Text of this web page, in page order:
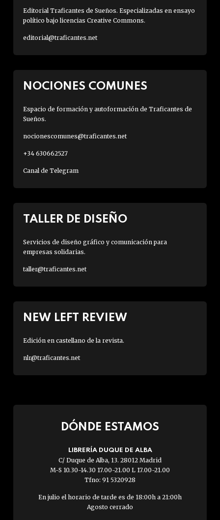
Editorial Traficantes de Sueños. Especializadas en ensayo
político bajo licencias Creative Commons.
editorial@traficantes.net
NOCIONES COMUNES
Espacio de formación y autoformación de Traficantes de
Sueños.
nocionescomunes@traficantes.net
+34 630662527
Canal de Telegram
TALLER DE DISEÑO
Servicios de diseño gráfico y comunicación para
empresas solidarias.
taller@traficantes.net
NEW LEFT REVIEW
Edición en castellano de la revista.
nlr@traficantes.net
DÓNDE ESTAMOS
LIBRERÍA DUQUE DE ALBA
C/ Duque de Alba, 13. 28012 Madrid
M-S 10.30-14.30 17.00-21.00 L 17.00-21.00
Tfno: 91 5320928
En julio el horario de tarde es de 18:00h a 21:00h
Agosto cerrado